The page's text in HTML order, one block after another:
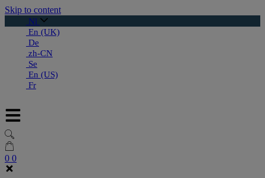
Skip to content
Nl
En (UK)
De
zh-CN
Se
En (US)
Fr
0 0